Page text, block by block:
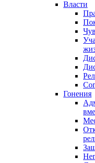
Власти
Гонения